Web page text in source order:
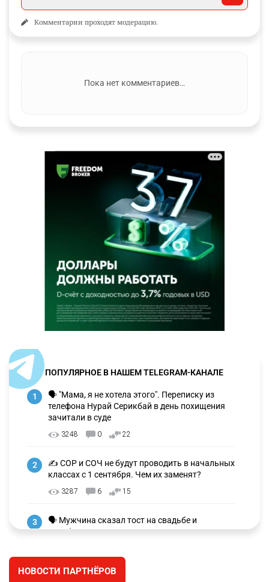
Комментарии проходят модерацию.
Пока нет комментариев…
ПОПУЛЯРНОЕ В НАШЕМ TELEGRAM-КАНАЛЕ
1
🗣 "Мама, я не хотела этого". Переписку из
телефона Нурай Серикбай в день похищения
зачитали в суде
3248 0 22
2
✍️ СОР и СОЧ не будут проводить в начальных
классах с 1 сентября. Чем их заменят?
3287 6 15
3
🗣 Мужчина сказал тост на свадьбе и
заработал уголовное дело
🐏 Скота больше, а мясо дороже. Почему в
НОВОСТИ ПАРТНЁРОВ